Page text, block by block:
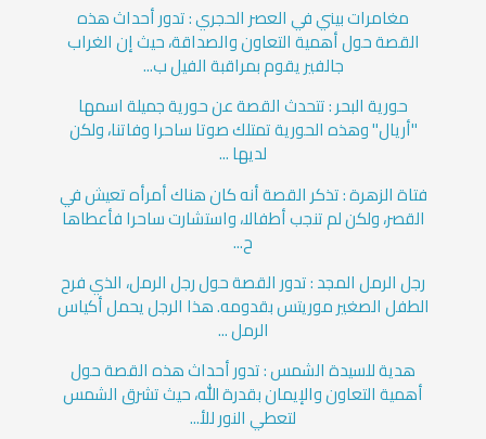
مغامرات بيني في العصر الحجري : تدور أحداث هذه
القصة حول أهمية التعاون والصداقة، حيث إن الغراب
جالفير يقوم بمراقبة الفيل ب...
حورية البحر : تتحدث القصة عن حورية جميلة اسمها
"أريال" وهذه الحورية تمتلك صوتا ساحرا وفاتنا، ولكن
لديها ...
فتاة الزهرة : تذكر القصة أنه كان هناك أمرأه تعيش في
القصر، ولكن لم تنجب أطفالا، واستشارت ساحرا فأعطاها
ح...
رجل الرمل المجد : تدور القصة حول رجل الرمل، الذي فرح
الطفل الصغير موريتس بقدومه. هذا الرجل يحمل أكياس
الرمل ...
هدية للسيدة الشمس : تدور أحداث هذه القصة حول
أهمية التعاون والإيمان بقدرة الله، حيث تشرق الشمس
لتعطي النور للأ...